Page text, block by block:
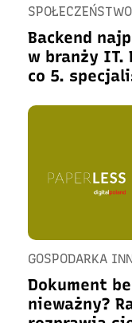
Backend
w branży IT.
co 5.
GOSPODARKA
Dokument
nieważny?